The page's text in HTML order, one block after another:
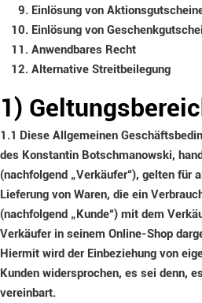
Einlösung von
Einlösung von
Anwendbares Recht
Alternative Streitbeilegung
1)
1.1 Diese Allgemeinen
des Konstantin Botschmanowski,
(nachfolgend „Verkäufer“), gelten für
Lieferung von Waren, die ein
(nachfolgend „Kunde“) mit dem
Verkäufer in seinem Online-Shop
Hiermit wird der Einbeziehung von
Kunden widersprochen, es sei denn,
vereinbart.